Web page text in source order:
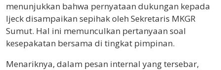
menunjukkan bahwa pernyataan dukungan kepada
Ijeck disampaikan sepihak oleh Sekretaris MKGR
Sumut. Hal ini memunculkan pertanyaan soal
kesepakatan bersama di tingkat pimpinan.
Menariknya, dalam pesan internal yang tersebar,